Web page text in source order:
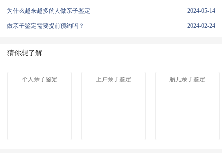
为什么越来越多的人做亲子鉴定 2024-05-14
做亲子鉴定需要提前预约吗？ 2024-02-24
猜你想了解
个人亲子鉴定 上户亲子鉴定 胎儿亲子鉴定